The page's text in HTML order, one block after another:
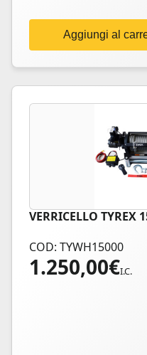
Aggiungi al
VERRICELLO TYREX
COD: TYWH15000
1.250,00€I.C.